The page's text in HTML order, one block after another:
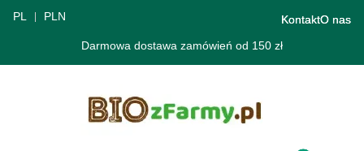
PL PLN KontaktO nas
Darmowa dostawa zamówień od 150 zł